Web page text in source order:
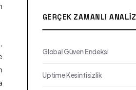
GERÇEK ZAMANLI ANALIZ
Global Güven Endeksi
Uptime Kesintisizlik